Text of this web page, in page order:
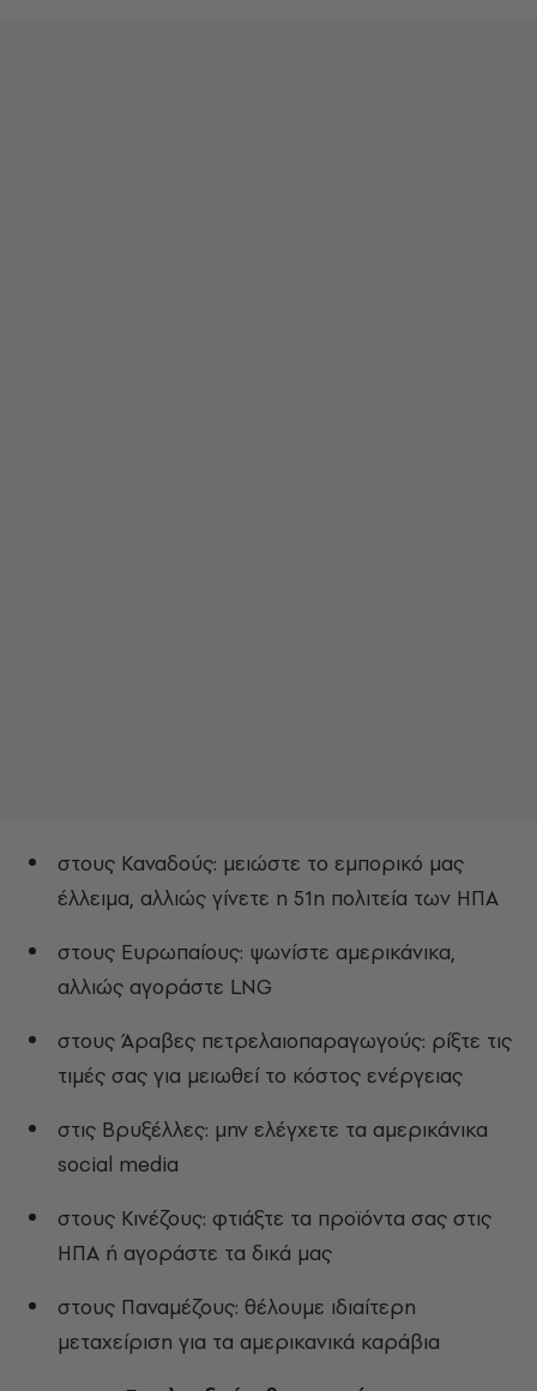
στους Καναδούς: μειώστε το εμπορικό μας
έλλειμα, αλλιώς γίνετε η 51η πολιτεία των ΗΠΑ
στους Ευρωπαίους: ψωνίστε αμερικάνικα,
αλλιώς αγοράστε LNG
στους Άραβες πετρελαιοπαραγωγούς: ρίξτε τις
τιμές σας για μειωθεί το κόστος ενέργειας
στις Βρυξέλλες: μην ελέγχετε τα αμερικάνικα
social media
στους Κινέζους: φτιάξτε τα προϊόντα σας στις
ΗΠΑ ή αγοράστε τα δικά μας
στους Παναμέζους: θέλουμε ιδιαίτερη
μεταχείριση για τα αμερικανικά καράβια